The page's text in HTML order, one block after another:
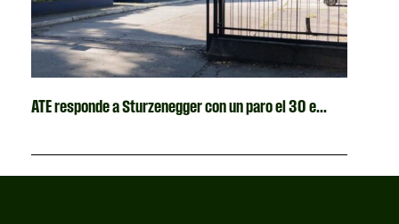
ATE responde a Sturzenegger con un paro el 30 e...